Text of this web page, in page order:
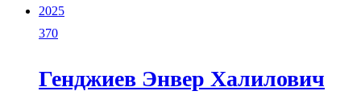
2025
370
Генджиев Энвер Халилович